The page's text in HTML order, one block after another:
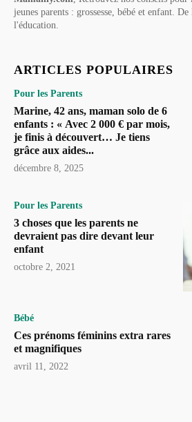
jeunes parents : grossesse, bébé et enfant.
l'éducation.
ARTICLES POPULAIRES
Pour les Parents
Marine, 42 ans, maman solo de 6
enfants : « Avec 2 000 € par mois,
je finis à découvert… Je tiens
grâce aux aides...
décembre 8, 2025
Pour les Parents
3 choses que les parents ne
devraient pas dire devant leur
enfant
octobre 2, 2021
Bébé
Ces prénoms féminins extra rares
et magnifiques
avril 11, 2022